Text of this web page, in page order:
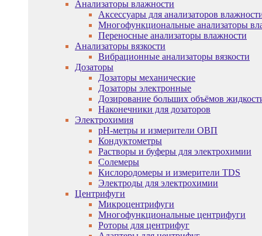
Анализаторы влажности
Аксессуары для анализаторов
Многофункциональные анализаторы
Переносные анализаторы влажности
Анализаторы вязкости
Вибрационные анализаторы вязкости
Дозаторы
Дозаторы механические
Дозаторы электронные
Дозирование больших объёмов
Наконечники для дозаторов
Электрохимия
pH-метры и измерители ОВП
Кондуктометры
Растворы и буферы для электрохимии
Солемеры
Кислородомеры и измерители TDS
Электроды для электрохимии
Центрифуги
Микроцентрифуги
Многофункциональные центрифуги
Роторы для центрифуг